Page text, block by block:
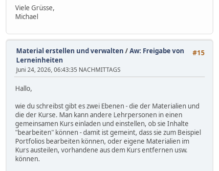
Viele Grüsse,
Michael
#15
Material erstellen und verwalten /Aw: Freigabe von
Lerneinheiten
Juni 24, 2026, 06:43:35 NACHMITTAGS
Hallo,
wie du schreibst gibt es zwei Ebenen - die der Materialien und
die der Kurse. Man kann andere Lehrpersonen in einen
gemeinsamen Kurs einladen und einstellen, ob sie Inhalte
"bearbeiten" können - damit ist gemeint, dass sie zum Beispiel
Portfolios bearbeiten können, oder eigene Materialien im
Kurs austeilen, vorhandene aus dem Kurs entfernen usw.
können.